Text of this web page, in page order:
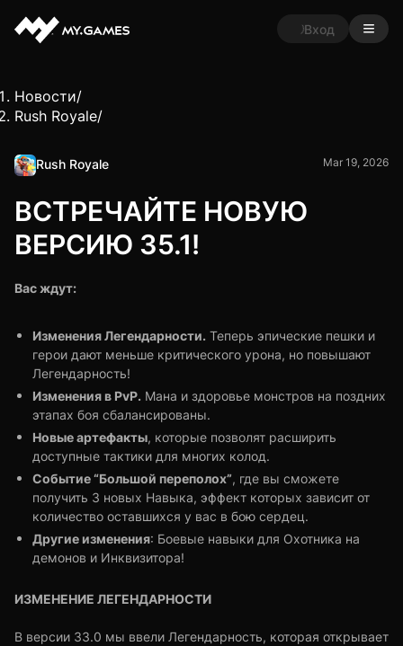
Вход
Новости/
Rush Royale/
Rush Royale Mar 19, 2026
ВСТРЕЧАЙТЕ НОВУЮ
ВЕРСИЮ 35.1!
Вас ждут:
Изменения Легендарности. Теперь эпические пешки и
герои дают меньше критического урона, но повышают
Легендарность!
Изменения в PvP. Мана и здоровье монстров на поздних
этапах боя сбалансированы.
Новые артефакты, которые позволят расширить
доступные тактики для многих колод.
Событие “Большой переполох”, где вы сможете
получить 3 новых Навыка, эффект которых зависит от
количество оставшихся у вас в бою сердец.
Другие изменения: Боевые навыки для Охотника на
демонов и Инквизитора!
ИЗМЕНЕНИЕ ЛЕГЕНДАРНОСТИ
В версии 33.0 мы ввели Легендарность, которая открывает